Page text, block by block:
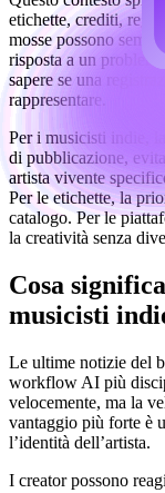
etichette, crediti,
mosse possono
risposta a un
sapere se una
rappresentare.
Per i musicisti indie,
di pubblicazione,
artista vivente
Per le etichette, la
catalogo. Per le
la creatività senza
Cosa
musicisti
Le ultime notizie del
workflow AI più
velocemente, ma la
vantaggio più forte è
l’identità dell’artista.
I creator possono